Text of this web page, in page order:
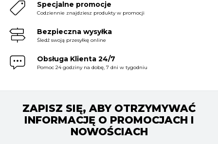
Specjalne promocje
Codziennie znajdziesz produkty w promocji
Bezpieczna wysyłka
Śledź swoją przesyłkę online
Obsługa Klienta 24/7
Pomoc 24 godziny na dobę, 7 dni w tygodniu
ZAPISZ SIĘ, ABY OTRZYMYWAĆ
INFORMACJĘ O PROMOCJACH I
NOWOŚCIACH